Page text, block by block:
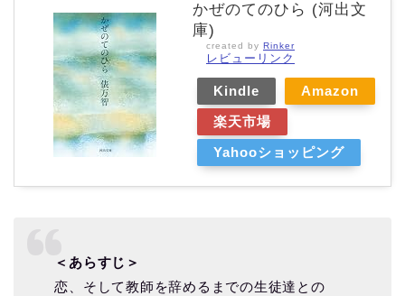
かぜのてのひら (河出文
庫)
created by Rinker
レビューリンク
Kindle
Amazon
楽天市場
Yahooショッピング
＜あらすじ＞
恋、そして教師を辞めるまでの生徒達との